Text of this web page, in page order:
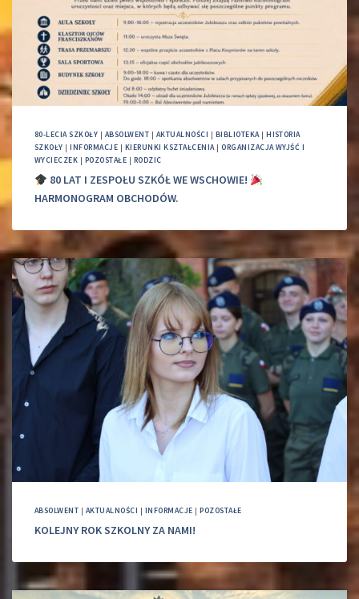
80-LECIA SZKOŁY | ABSOLWENT | AKTUALNOŚCI | BIBLIOTEKA|HISTORIA
SZKOŁY |INFORMACJE | KIERUNKI KSZTAŁCENIA|ORGANIZACJA WYJŚĆ I
WYCIECZEK | POZOSTAŁE | RODZIC
80 LAT I ZESPOŁU SZKÓŁ WE WSCHOWIE!
HARMONOGRAM OBCHODÓW.
ABSOLWENT | AKTUALNOŚCI | INFORMACJE |POZOSTAŁE
KOLEJNY ROK SZKOLNY ZA NAMI!